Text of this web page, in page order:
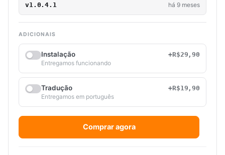
v1.0.4.1 há 9 meses
ADICIONAIS
Instalação
+R$29,90
Entregamos funcionando
Tradução
+R$19,90
Entregamos em português
Comprar agora